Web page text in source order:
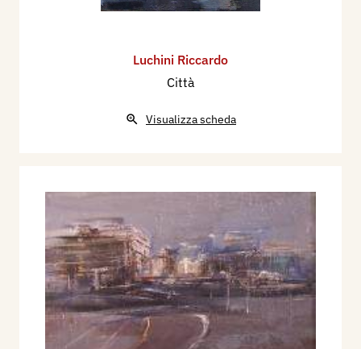
Luchini Riccardo
Città
Visualizza scheda